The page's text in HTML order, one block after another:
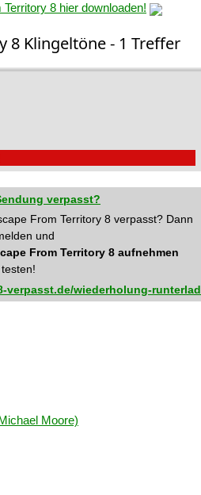
8 hier downloaden!
8 Klingeltöne - 1 Treffer
verpasst?
From Territory 8 verpasst? Dann
und
From Territory 8 aufnehmen
testen!
verpasst.de/wiederholung-
Moore)